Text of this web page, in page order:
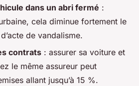
dans un abri fermé :
cela diminue fortement le
de vandalisme.
contrats : assurer sa voiture et
le même assureur peut
allant jusqu’à 15 %.